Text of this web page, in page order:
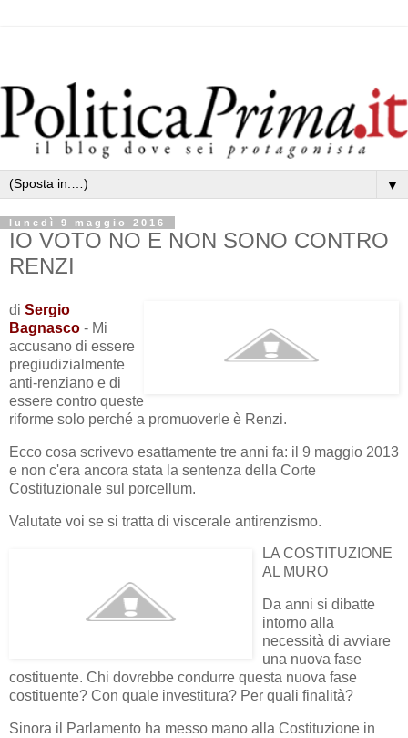
▼
lunedì 9 maggio 2016
IO VOTO NO E NON SONO CONTRO
RENZI
di Sergio
Bagnasco - Mi
accusano di essere
pregiudizialmente
anti-renziano e di
essere contro queste
riforme solo perché a promuoverle è Renzi.
Ecco cosa scrivevo esattamente tre anni fa: il 9 maggio 2013
e non c'era ancora stata la sentenza della Corte
Costituzionale sul porcellum.
Valutate voi se si tratta di viscerale antirenzismo.
LA COSTITUZIONE
AL MURO
Da anni si dibatte
intorno alla
necessità di avviare
una nuova fase
costituente. Chi dovrebbe condurre questa nuova fase
costituente? Con quale investitura? Per quali finalità?
Sinora il Parlamento ha messo mano alla Costituzione in